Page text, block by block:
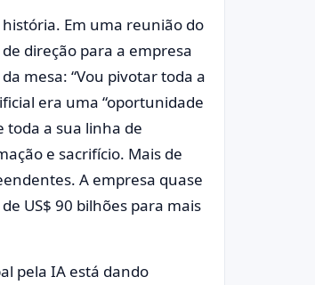
história. Em uma reunião do
direção para a empresa
mesa: “Vou pivotar toda a
era uma “oportunidade
toda a sua linha de
e sacrifício. Mais de
A empresa quase
US$ 90 bilhões para mais
pela IA está dando